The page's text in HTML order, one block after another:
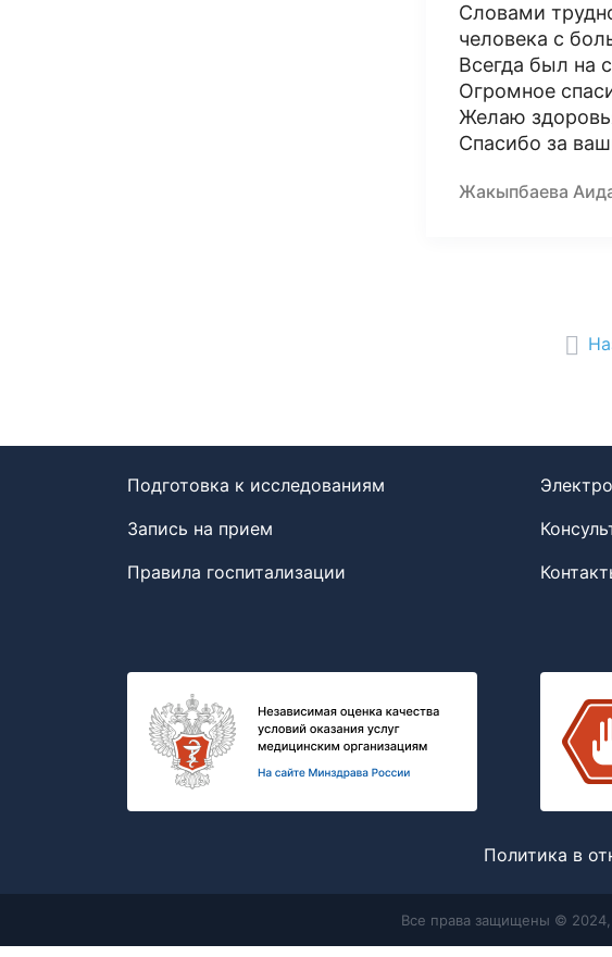
Словами
человека с
Всегда был на
Огромное
Желаю
Спасибо за
Жакыпбаева
Подготовка к исследованиям
Запись на прием
Правила госпитализации
Политика в
Все права защищены ©